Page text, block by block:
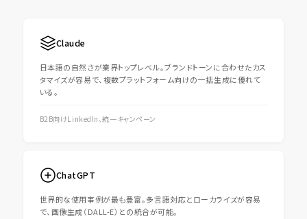
Claude
日本語の自然さが業界トップレベル。ブランドトーンに合わせたカス
タマイズが容易で、複数プラットフォーム向けの一括生成に優れて
いる。
B2B向けLinkedIn、統一キャンペーン
ChatGPT
世界的な使用事例が最も豊富。多言語対応とローカライズが容易
で、画像生成（DALL-E）との統合が可能。